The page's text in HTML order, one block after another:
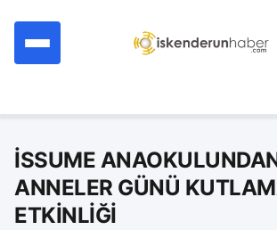
İSSUME
ANNELER GÜNÜ
ETKİNLİĞİ